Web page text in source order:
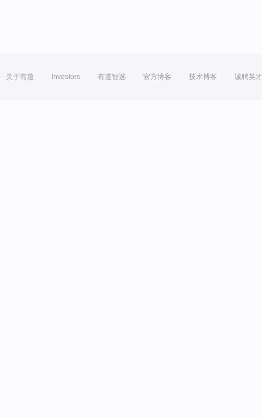
关于有道 Investors 有道智选 官方博客 技术博客 诚聘英才